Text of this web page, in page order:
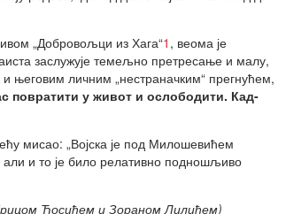
„Добровољци из Хага“1 , веома је
заслужује темељно претресање и малу,
његовим личним „нестраначким“ прегнућем,
повратити у живот и ослободити. Кад-
мисао: „Војска је под Милошевићем
и то је било релативно подношљиво
Ћосићем и Зораном Лилићем)